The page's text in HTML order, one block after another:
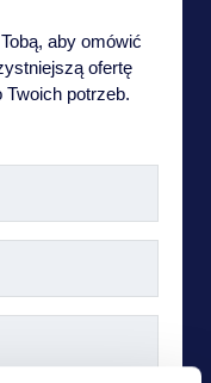
aby omówić
ofertę
Twoich potrzeb.